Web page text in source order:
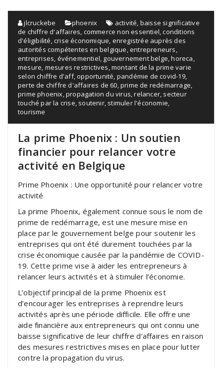
jlcruckebe phoenix activité, baisse significative
de chiffre d'affaires, commerce non essentiel,conditions
d'éligibilité,crise économique, enregistrée auprès des
autorités compétentes en belgique,entrepreneurs,
entreprises, événementiel, gouvernement belge,horeca,
mesure, mesures restrictives,montant de la prime varie
selon chiffre d'aff,opportunité, pandémie de covid-19,
perte de chiffre d'affaires de 60,prime de redémarrage,
prime phoenix,propagation du virus,relancer, secteur
touché par la crise, soutenir, stimuler l'économie,
tourisme
La prime Phoenix : Un soutien
financier pour relancer votre
activité en Belgique
Prime Phoenix : Une opportunité pour relancer votre
activité
La prime Phoenix, également connue sous le nom de
prime de redémarrage, est une mesure mise en
place par le gouvernement belge pour soutenir les
entreprises qui ont été durement touchées par la
crise économique causée par la pandémie de COVID-
19. Cette prime vise à aider les entrepreneurs à
relancer leurs activités et à stimuler l’économie.
L’objectif principal de la prime Phoenix est
d’encourager les entreprises à reprendre leurs
activités après une période difficile. Elle offre une
aide financière aux entrepreneurs qui ont connu une
baisse significative de leur chiffre d’affaires en raison
des mesures restrictives mises en place pour lutter
contre la propagation du virus.